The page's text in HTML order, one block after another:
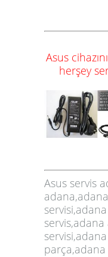
Asus
herşey
Asus servis